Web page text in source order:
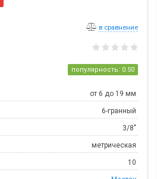
в сравнение
популярность: 0.50
от 6 до 19 мм
6-гранный
3/8"
метрическая
10